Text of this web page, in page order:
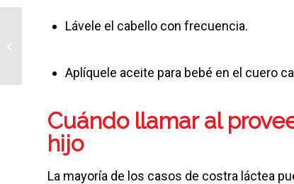
Lávele el cabello con frecuencia.
Aplíquele aceite para bebé en el cuero
Cuándo llamar al
hijo
La mayoría de los casos de costra láctea